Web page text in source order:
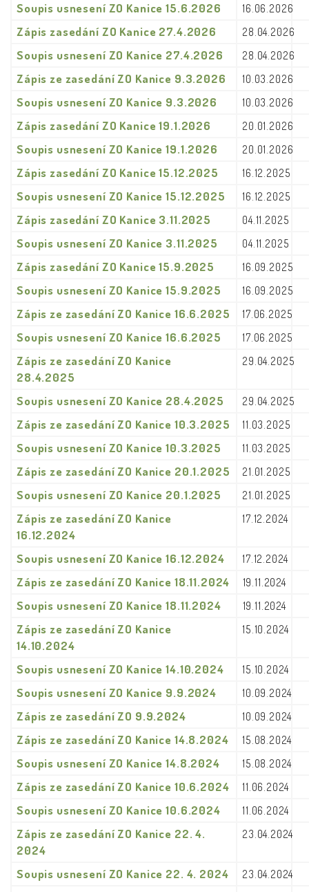
Soupis usnesení ZO Kanice 15.6.2026 16.06.2026
Zápis zasedání ZO Kanice 27.4.2026 28.04.2026
Soupis usnesení ZO Kanice 27.4.2026 28.04.2026
Zápis ze zasedání ZO Kanice 9.3.2026 10.03.2026
Soupis usnesení ZO Kanice 9.3.2026 10.03.2026
Zápis zasedání ZO Kanice 19.1.2026 20.01.2026
Soupis usnesení ZO Kanice 19.1.2026 20.01.2026
Zápis zasedání ZO Kanice 15.12.2025 16.12.2025
Soupis usnesení ZO Kanice 15.12.2025 16.12.2025
Zápis zasedání ZO Kanice 3.11.2025 04.11.2025
Soupis usnesení ZO Kanice 3.11.2025 04.11.2025
Zápis zasedání ZO Kanice 15.9.2025 16.09.2025
Soupis usnesení ZO Kanice 15.9.2025 16.09.2025
Zápis ze zasedání ZO Kanice 16.6.2025 17.06.2025
Soupis usnesení ZO Kanice 16.6.2025 17.06.2025
Zápis ze zasedání ZO Kanice
28.4.2025
29.04.2025
Soupis usnesení ZO Kanice 28.4.2025 29.04.2025
Zápis ze zasedání ZO Kanice 10.3.2025 11.03.2025
Soupis usnesení ZO Kanice 10.3.2025 11.03.2025
Zápis ze zasedání ZO Kanice 20.1.2025 21.01.2025
Soupis usnesení ZO Kanice 20.1.2025 21.01.2025
Zápis ze zasedání ZO Kanice
16.12.2024
17.12.2024
Soupis usnesení ZO Kanice 16.12.2024 17.12.2024
Zápis ze zasedání ZO Kanice 18.11.2024 19.11.2024
Soupis usnesení ZO Kanice 18.11.2024 19.11.2024
Zápis ze zasedání ZO Kanice
14.10.2024
15.10.2024
Soupis usnesení ZO Kanice 14.10.2024 15.10.2024
Soupis usnesení ZO Kanice 9.9.2024 10.09.2024
Zápis ze zasedání ZO 9.9.2024 10.09.2024
Zápis ze zasedání ZO Kanice 14.8.2024 15.08.2024
Soupis usnesení ZO Kanice 14.8.2024 15.08.2024
Zápis ze zasedání ZO Kanice 10.6.2024 11.06.2024
Soupis usnesení ZO Kanice 10.6.2024 11.06.2024
Zápis ze zasedání ZO Kanice 22. 4.
2024
23.04.2024
Soupis usnesení ZO Kanice 22. 4. 2024 23.04.2024